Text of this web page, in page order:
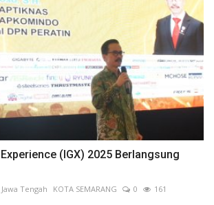
(IGX) 2025 Berlangsung
Jawa Tengah KOTA SEMARANG 0
161